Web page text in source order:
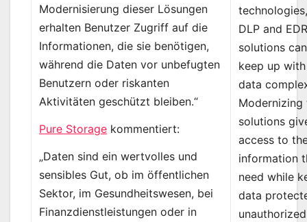
Modernisierung dieser Lösungen
erhalten Benutzer Zugriff auf die
Informationen, die sie benötigen,
während die Daten vor unbefugten
Benutzern oder riskanten
Aktivitäten geschützt bleiben.“
Pure Storage kommentiert:
„Daten sind ein wertvolles und
sensibles Gut, ob im öffentlichen
Sektor, im Gesundheitswesen, bei
Finanzdienstleistungen oder in
DLP and
solutions
keep up with
data
Modernizing
solutions
access to
information
need while
data